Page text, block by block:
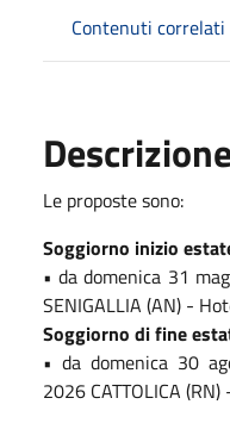
Contenuti correlati
Le proposte sono:
Soggiorno inizio
• da domenica 31
SENIGALLIA (AN) -
Soggiorno di fine
• da domenica 30
2026 CATTOLICA